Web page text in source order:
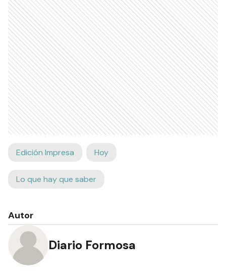
Edición Impresa Hoy
Lo que hay que saber
Autor
Diario Formosa